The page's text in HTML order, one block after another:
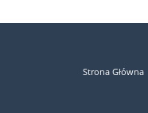
Strona Główna